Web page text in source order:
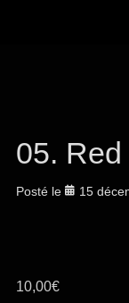
05.
Posté le 15
10,00€